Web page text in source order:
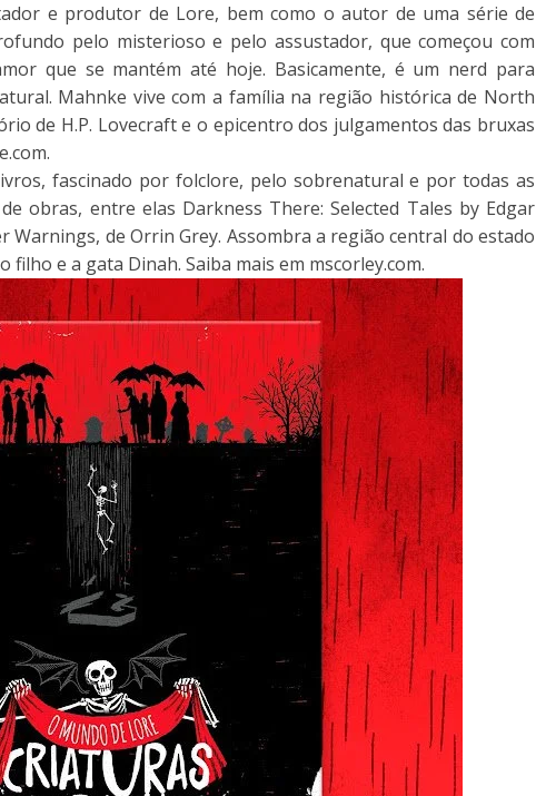
e produtor de Lore, bem como o autor de uma série de
pelo misterioso e pelo assustador, que começou com
que se mantém até hoje. Basicamente, é um nerd para
Mahnke vive com a família na região histórica de North
de H.P. Lovecraft e o epicentro dos julgamentos das bruxas
fascinado por folclore, pelo sobrenatural e por todas as
obras, entre elas Darkness There: Selected Tales by Edgar
Warnings, de Orrin Grey. Assombra a região central do estado
filho e a gata Dinah. Saiba mais em mscorley.com.